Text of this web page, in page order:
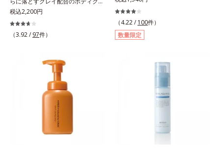
分解コラーゲン
テアロイル加水分解コラーゲン、イ
ソステアロイル加水分解シルク、ス
フィンゴ糖脂質、トコフェロール、
グリセリン、糖脂質、BG、イソス
加水分解シルク、スフィンゴ糖脂
質、トコフェロール、グリセリン、
ヒアルロン酸ヒドロキシプロピルト
リモニウム、フェノキシエタノー
ル）*2 髪の乾燥、乾燥によるパサ
ンザー。「へレナス」は、スキンケ
アに強みのあるオルビスとフレグラ
ンスを愛するセントピアによる共同
(*2)もまっさらにオフするボディク
レンザーです。気になるニオイ、ご
わつきの元となるのは、皮脂と古い
角質。汚れの吸着力が強い3種のク
レイ配合(*3)で、皮脂や古い角質、
毛穴汚れまでスッキリ落として、ず
っと触れていたくなるような、しっ
とりうるおったなめらかな素肌に整
税込2,200円
（3.92 / 97件）
の密着感をピタッと高め、メイクく
ずれを防ぎ、化粧持ちをアップさせ
るミストタイプの化粧水です。くず
れ防止成分(*1)を含む層と美容成分
振って混ぜると、美容成分がくずれ
防止成分を包み込み、メイクの上に
汗・水・皮脂をはじきながら、美容
成分がうるおいをキープ。Wの機能
さらに保湿成分配合でうるおい感が
続き、エアコンなどによる乾燥も防
ぎます。*1 トリメチルシロキシケ
（4.22 / 100件）
数量限定